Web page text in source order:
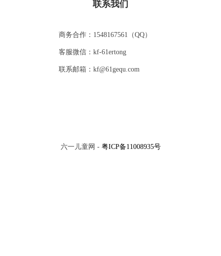
联系我们
商务合作：1548167561（QQ）
客服微信：kf-61ertong
联系邮箱：kf@61gequ.com
六一儿童网 - 粤ICP备11008935号